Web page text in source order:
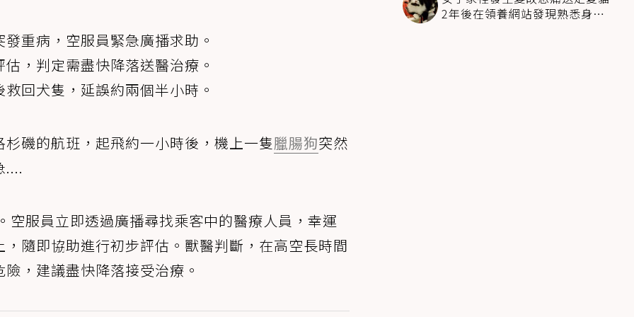
重病，空服員緊急廣播求助。
，判定需盡快降落送醫治療。
回犬隻，延誤約兩個半小時。
磯的航班，起飛約一小時後，機上一隻臘腸狗突然
....
空服員立即透過廣播尋找乘客中的醫療人員，幸運
隨即協助進行初步評估。獸醫判斷，在高空長時間
，建議盡快降落接受治療。
2年後在領養網站發現熟悉身影